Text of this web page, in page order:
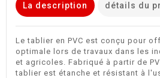
La description détails du
Le tablier en PVC est conçu pour
optimale lors de travaux dans les
et agricoles. Fabriqué à partir de
tablier est étanche et résistant à